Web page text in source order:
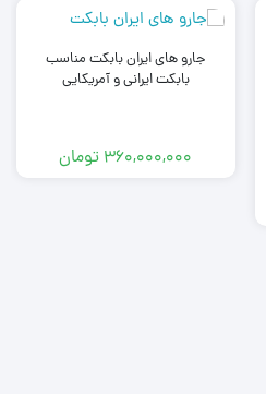
جارو های ایران بابکت مناسب
بابکت ایرانی و آمریکایی
360,000,000 تومان